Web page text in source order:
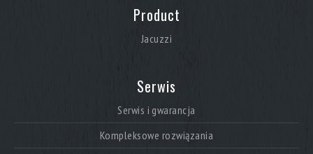
Product
Jacuzzi
Serwis
Serwis i gwarancja
Kompleksowe rozwiązania